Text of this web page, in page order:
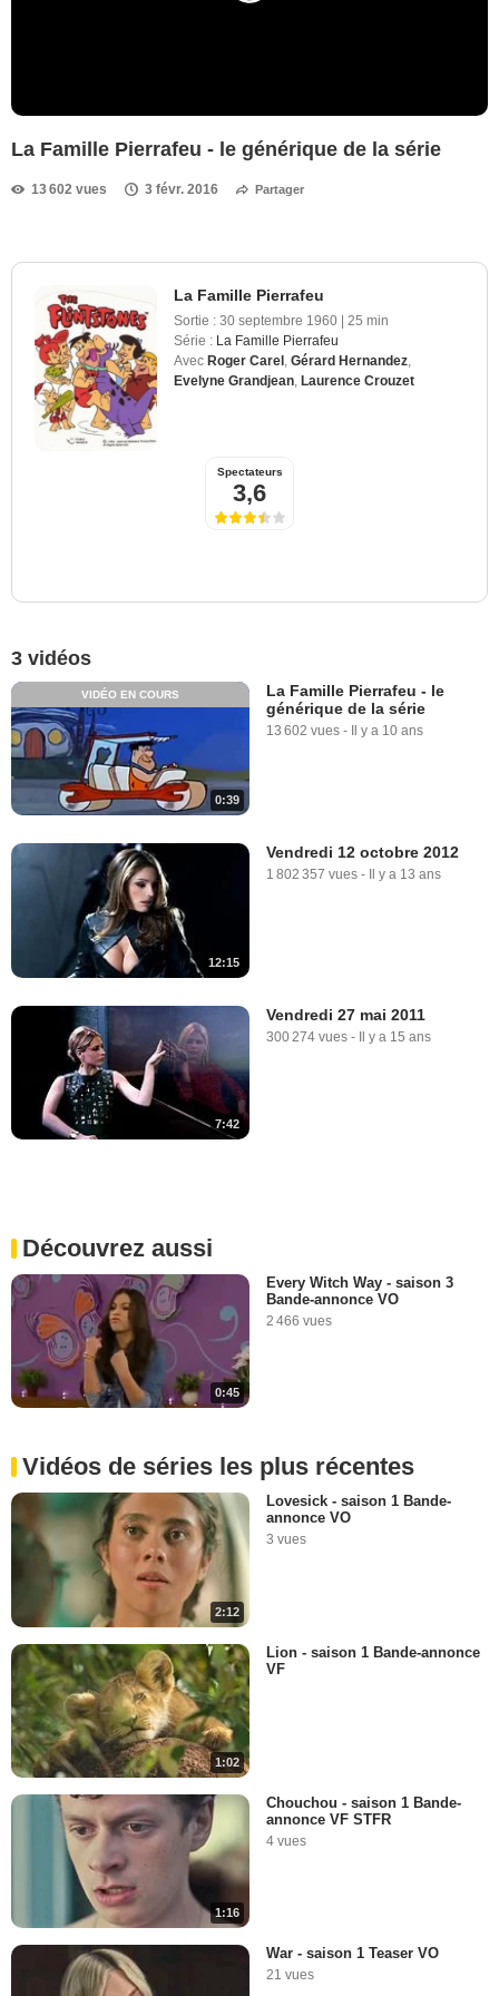
La Famille Pierrafeu - le générique de la série
13 602 vues 3 févr. 2016 Partager
La Famille Pierrafeu
Sortie : 30 septembre 1960 | 25 min
Série : La Famille Pierrafeu
Avec Roger Carel Gérard Hernandez
Evelyne Grandjean Laurence Crouzet
Spectateurs
3,6
3 vidéos
0:39
VIDÉO EN COURS
La Famille Pierrafeu - le
générique de la série
13 602 vues - Il y a 10 ans
12:15
Vendredi 12 octobre 2012
1 802 357 vues - Il y a 13 ans
7:42
Vendredi 27 mai 2011
300 274 vues - Il y a 15 ans
Découvrez aussi
0:45
Every Witch Way - saison 3
Bande-annonce VO
2 466 vues
Vidéos de séries les plus récentes
2:12
Lovesick - saison 1 Bande-
annonce VO
3 vues
1:02
Lion - saison 1 Bande-annonce
VF
1:16
Chouchou - saison 1 Bande-
annonce VF STFR
4 vues
War - saison 1 Teaser VO
21 vues